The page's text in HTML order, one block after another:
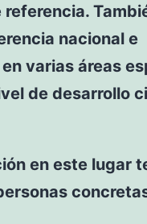
nacional e
varias áreas
de desarrollo
en este lugar